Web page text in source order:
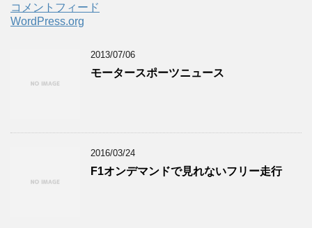
コメントフィード
WordPress.org
2013/07/06
モータースポーツニュース
2016/03/24
F1オンデマンドで見れないフリー走行